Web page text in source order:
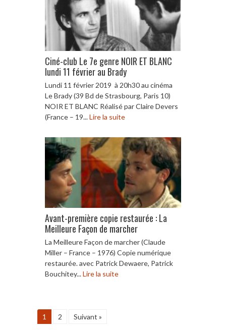
Ciné-club Le 7e genre NOIR ET BLANC
lundi 11 février au Brady
Lundi 11 février 2019 à 20h30 au cinéma
Le Brady (39 Bd de Strasbourg, Paris 10)
NOIR ET BLANC Réalisé par Claire Devers
(France – 19...Lire la suite
Avant-première copie restaurée : La
Meilleure Façon de marcher
La Meilleure Façon de marcher (Claude
Miller – France – 1976) Copie numérique
restaurée. avec Patrick Dewaere, Patrick
Bouchitey...Lire la suite
1 2 Suivant »